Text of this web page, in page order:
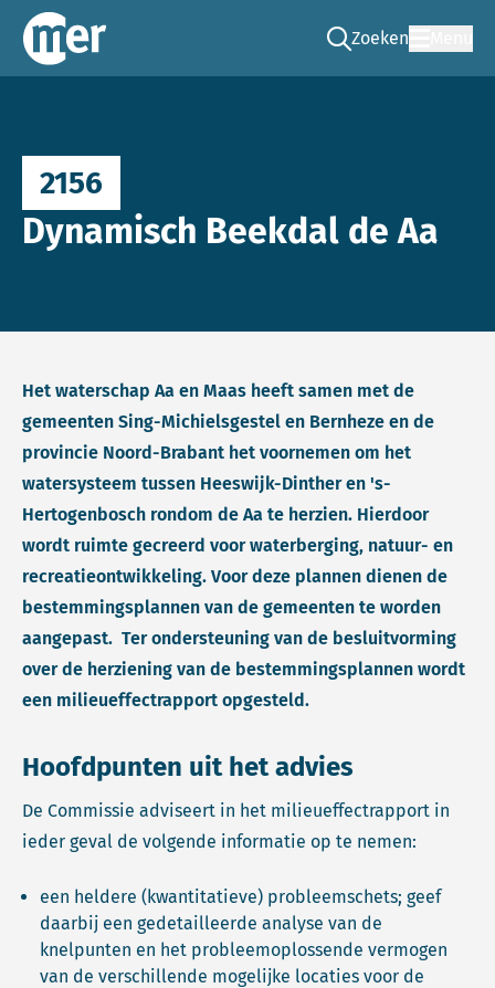
Commissie mer
Zoeken
Ga naar de zoek
2156
Dynamisch Beekdal de Aa
Het waterschap Aa en Maas heeft samen met de
gemeenten Sing-Michielsgestel en Bernheze en de
provincie Noord-Brabant het voornemen om het
watersysteem tussen Heeswijk-Dinther en 's-
Hertogenbosch rondom de Aa te herzien. Hierdoor
wordt ruimte gecreerd voor waterberging, natuur- en
recreatieontwikkeling. Voor deze plannen dienen de
bestemmingsplannen van de gemeenten te worden
aangepast. Ter ondersteuning van de besluitvorming
over de herziening van de bestemmingsplannen wordt
een milieueffectrapport opgesteld.
Hoofdpunten uit het advies
De Commissie adviseert in het milieueffectrapport in
ieder geval de volgende informatie op te nemen:
een heldere (kwantitatieve) probleemschets; geef
daarbij een gedetailleerde analyse van de
knelpunten en het probleemoplossende vermogen
van de verschillende mogelijke locaties voor de